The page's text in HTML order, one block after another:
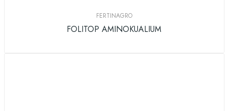
FERTINAGRO
FOLITOP AMINOKUALIUM